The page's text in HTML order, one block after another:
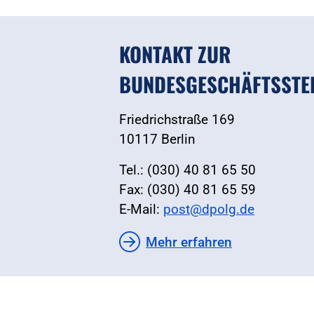
KONTAKT ZUR
Friedrichstraße 169
10117 Berlin
Tel.: (030) 40 81 65 50
Fax: (030) 40 81 65 59
E-Mail: post@dpolg.de
Mehr erfahren